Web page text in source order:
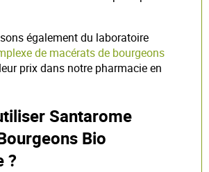
également du laboratoire
de macérats de bourgeons
prix dans notre pharmacie en
Santarome
Bio
?